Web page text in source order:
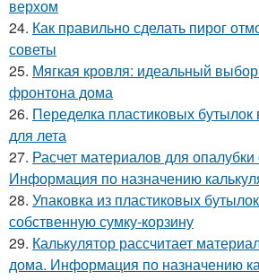
верхом
24. Как правильно сделать пирог
советы
25. Мягкая кровля: идеальный
фронтона дома
26. Переделка пластиковых бутылок
для лета
27. Расчет материалов для
Информация по назначению
28. Упаковка из пластиковых
собственную сумку-корзину
29. Калькулятор рассчитает
дома. Информация по назначению